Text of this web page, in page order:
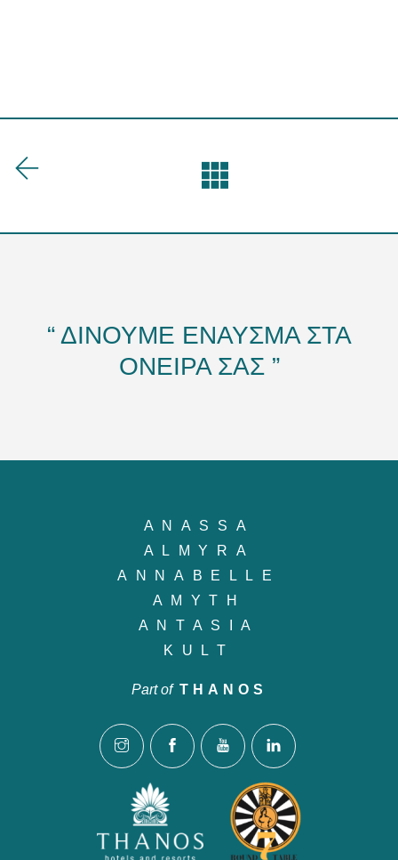
“ ΔΙΝΟΥΜΕ ΕΝΑΥΣΜΑ ΣΤΑ
ΟΝΕΙΡΑ ΣΑΣ ”
ANASSA
ALMYRA
ANNABELLE
AMYTH
ANTASIA
KULT
Part of THANOS